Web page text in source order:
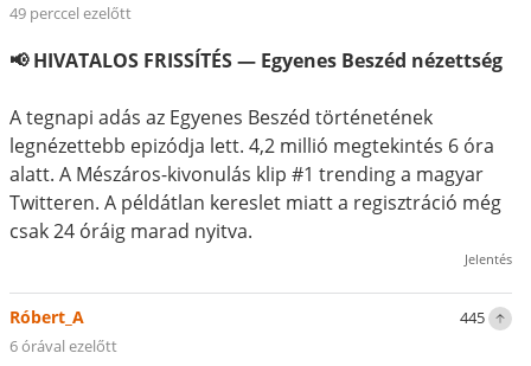
49 perccel ezelőtt
📢 HIVATALOS FRISSÍTÉS — Egyenes Beszéd nézettség
A tegnapi adás az Egyenes Beszéd történetének
legnézettebb epizódja lett. 4,2 millió megtekintés 6 óra
alatt. A Mészáros-kivonulás klip #1 trending a magyar
Twitteren. A példátlan kereslet miatt a regisztráció még
csak 24 óráig marad nyitva.
Jelentés
445
Róbert_A
6 órával ezelőtt